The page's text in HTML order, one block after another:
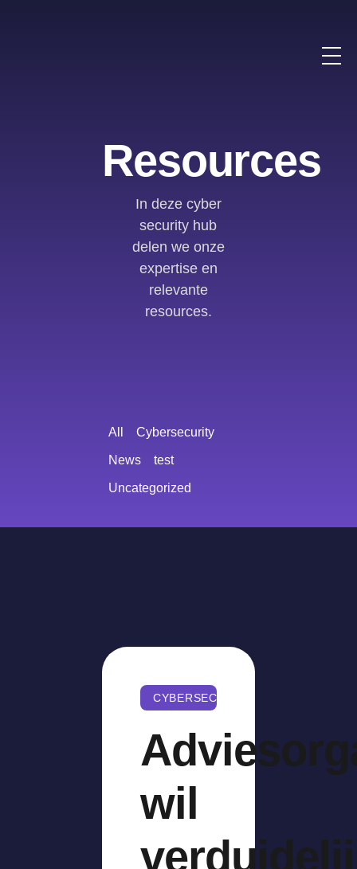
Resources
In deze cyber
security hub
delen we onze
expertise en
relevante
resources.
Cybersecurity
News test
Uncategorized
All
CYBERSECURITY
wil